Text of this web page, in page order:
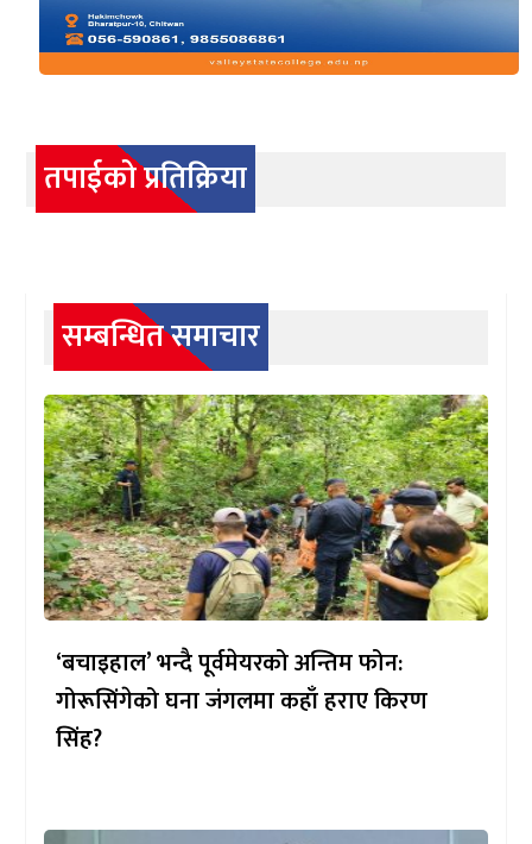
तपाईको प्रतिक्रिया
सम्बन्धित समाचार
‘बचाइहाल’ भन्दै पूर्वमेयरको अन्तिम फोन:
गोरूसिंगेको घना जंगलमा कहाँ हराए किरण
सिंह?